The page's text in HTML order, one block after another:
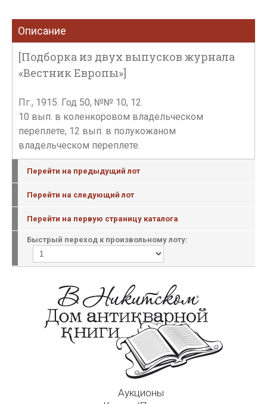
Описание
[Подборка из двух выпусков журнала
«Вестник Европы»]
Пг., 1915. Год 50, №№ 10, 12.
10 вып. в коленкоровом владельческом
переплете, 12 вып. в полукожаном
владельческом переплете.
Перейти на предыдущий лот
Перейти на следующий лот
Перейти на первую страницу каталога
Быстрый переход к произвольному лоту:
Аукционы